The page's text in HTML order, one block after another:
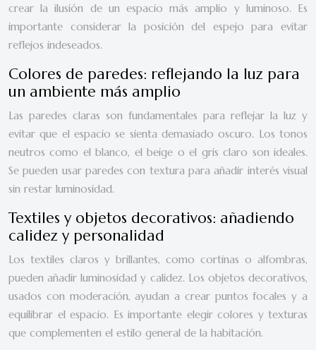
crear la ilusión de un espacio más amplio y luminoso. Es
importante considerar la posición del espejo para evitar
reflejos indeseados.
Colores de paredes: reflejando la luz para
un ambiente más amplio
Las paredes claras son fundamentales para reflejar la luz y
evitar que el espacio se sienta demasiado oscuro. Los tonos
neutros como el blanco, el beige o el gris claro son ideales.
Se pueden usar paredes con textura para añadir interés visual
sin restar luminosidad.
Textiles y objetos decorativos: añadiendo
calidez y personalidad
Los textiles claros y brillantes, como cortinas o alfombras,
pueden añadir luminosidad y calidez. Los objetos decorativos,
usados con moderación, ayudan a crear puntos focales y a
equilibrar el espacio. Es importante elegir colores y texturas
que complementen el estilo general de la habitación.